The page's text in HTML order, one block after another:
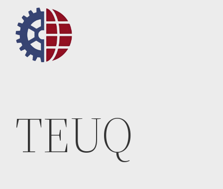
contenido
TEUQ